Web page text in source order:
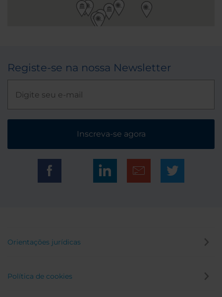
Registe-se na nossa Newsletter
Inscreva-se agora
Orientações jurídicas
Política de cookies